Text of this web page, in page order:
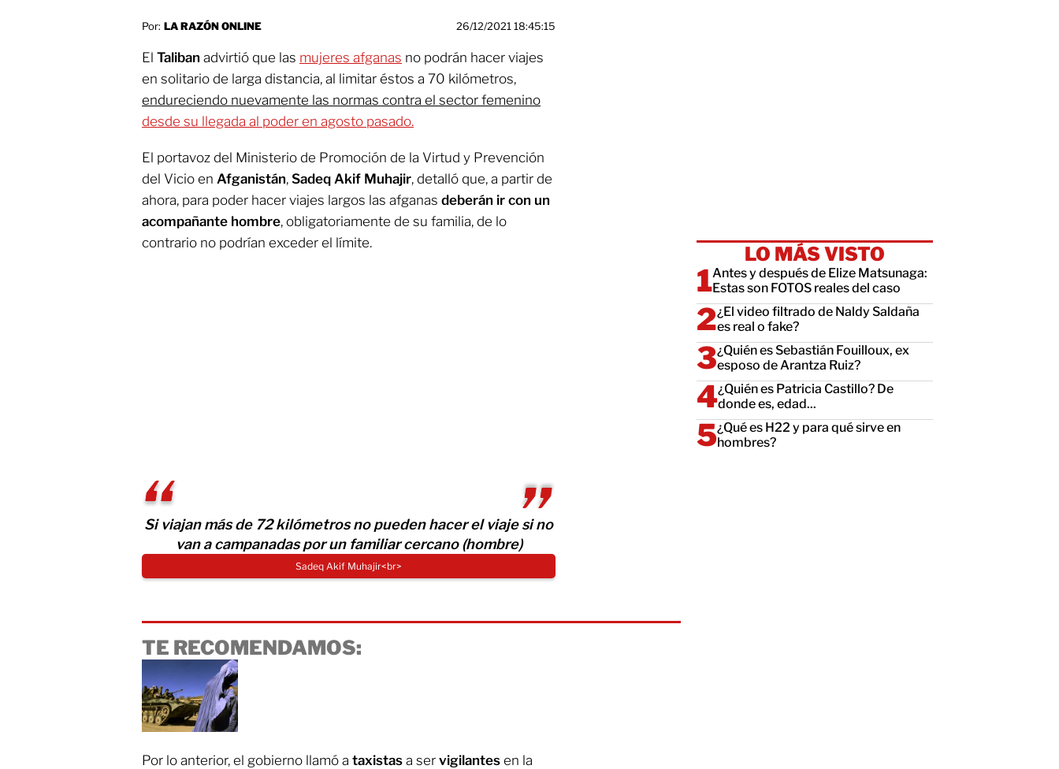
Por: LA RAZÓN ONLINE 26/12/2021 18:45:15
El Taliban advirtió que las mujeres afganas no podrán hacer viajes
en solitario de larga distancia, al limitar éstos a 70 kilómetros,
endureciendo nuevamente las normas contra el sector femenino
desde su llegada al poder en agosto pasado.
El portavoz del Ministerio de Promoción de la Virtud y Prevención
del Vicio en Afganistán, Sadeq Akif Muhajir, detalló que, a partir de
ahora, para poder hacer viajes largos las afganas deberán ir con un
acompañante hombre, obligatoriamente de su familia, de lo
contrario no podrían exceder el límite.
Si viajan más de 72 kilómetros no pueden hacer el viaje si no
van a campanadas por un familiar cercano (hombre)
Sadeq Akif Muhajir<br>
TE RECOMENDAMOS:
Por lo anterior, el gobierno llamó a taxistas a ser vigilantes en la
LO MÁS VISTO
Antes y después de Elize Matsunaga:
Estas son FOTOS reales del caso
¿El video filtrado de Naldy Saldaña
es real o fake?
¿Quién es Sebastián Fouilloux, ex
esposo de Arantza Ruiz?
¿Quién es Patricia Castillo? De
donde es, edad...
¿Qué es H22 y para qué sirve en
hombres?